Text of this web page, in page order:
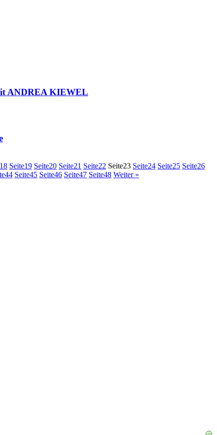
ANDREA KIEWEL
18 Seite19 Seite20 Seite21 Seite22 Seite23 Seite24 Seite25 Seite26
44 Seite45 Seite46 Seite47 Seite48 Weiter »